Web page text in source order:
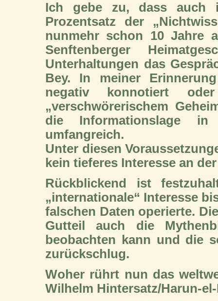
Ich gebe zu, dass auch
Prozentsatz der
nunmehr schon 10 Jahre
Senftenberger
Unterhaltungen das
Bey. In meiner
negativ konnotiert
„verschwörerischem
die Informationslage
umfangreich.
Unter diesen
kein tieferes Interesse an
Rückblickend ist
„internationale“ Interesse
falschen Daten operierte.
Gutteil auch die
beobachten kann und die
zurückschlug.
Woher rührt nun das
Wilhelm Hintersatz/Harun-